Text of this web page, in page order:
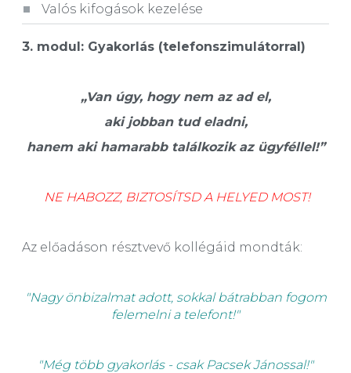
Valós kifogások kezelése
3. modul: Gyakorlás (telefonszimulátorral)
„Van úgy, hogy nem az ad el,
aki jobban tud eladni,
hanem aki hamarabb találkozik az ügyféllel!”
NE HABOZZ, BIZTOSÍTSD A HELYED MOST!
Az előadáson résztvevő kollégáid mondták:
"Nagy önbizalmat adott, sokkal bátrabban fogom
felemelni a telefont!"
"Még több gyakorlás - csak Pacsek Jánossal!"